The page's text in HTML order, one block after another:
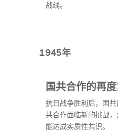
战线。
1945年
国共合作的再
抗日战争胜利后，国
共合作面临新的挑战
能达成实质性共识。